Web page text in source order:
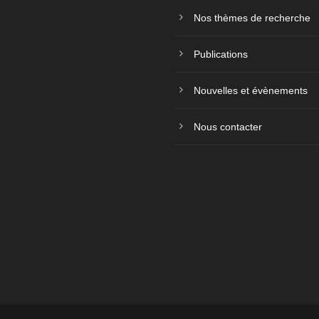
Nos thèmes de recherche
Publications
Nouvelles et évènements
Nous contacter